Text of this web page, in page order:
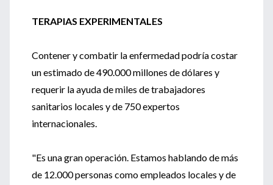
TERAPIAS EXPERIMENTALES
Contener y combatir la enfermedad podría costar
un estimado de 490.000 millones de dólares y
requerir la ayuda de miles de trabajadores
sanitarios locales y de 750 expertos
internacionales.
"Es una gran operación. Estamos hablando de más
de 12.000 personas como empleados locales y de